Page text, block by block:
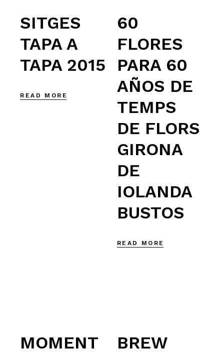
SITGES
TAPA A
TAPA 2015
READ MORE
60
FLORES
PARA 60
AÑOS DE
TEMPS
DE FLORS
GIRONA
DE
IOLANDA
BUSTOS
READ MORE
MOMENT
BREW